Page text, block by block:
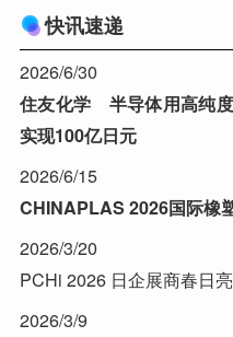
快讯速递
2026/6/30
住友化学 半导体用高纯
实现100亿日元
2026/6/15
CHINAPLAS 2026国际橡
2026/3/20
PCHi 2026 日企展商春日
2026/3/9